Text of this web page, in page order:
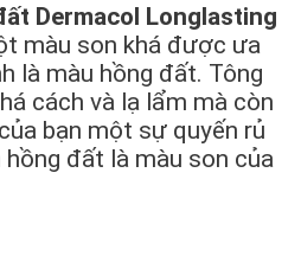
Dermacol Longlasting
màu son khá được ưa
là màu hồng đất. Tông
cách và lạ lẩm mà còn
bạn một sự quyến rủ
đất là màu son của